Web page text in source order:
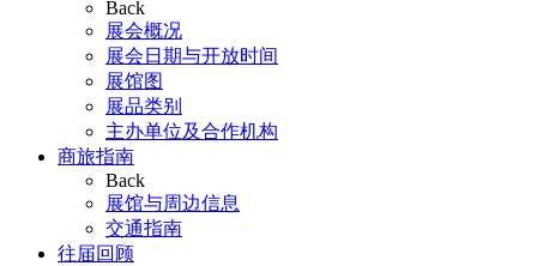
Back
展会概况
展会日期与开放时间
展馆图
展品类别
主办单位及合作机构
商旅指南
Back
展馆与周边信息
交通指南
往届回顾